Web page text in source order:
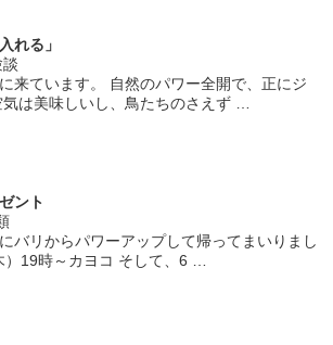
れる」
来ています。 自然のパワー全開で、正にジ
は美味しいし、鳥たちのさえず …
ント
バリからパワーアップして帰ってまいりまし
19時～カヨコ そして、6 …